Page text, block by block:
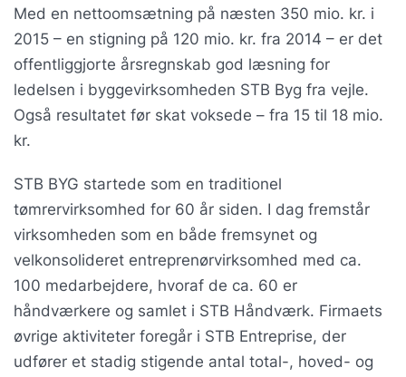
Med en nettoomsætning på næsten 350 mio. kr. i
2015 – en stigning på 120 mio. kr. fra 2014 – er det
offentliggjorte årsregnskab god læsning for
ledelsen i byggevirksomheden STB Byg fra vejle.
Også resultatet før skat voksede – fra 15 til 18 mio.
kr.
STB BYG startede som en traditionel
tømrervirksomhed for 60 år siden. I dag fremstår
virksomheden som en både fremsynet og
velkonsolideret entreprenørvirksomhed med ca.
100 medarbejdere, hvoraf de ca. 60 er
håndværkere og samlet i STB Håndværk. Firmaets
øvrige aktiviteter foregår i STB Entreprise, der
udfører et stadig stigende antal total-, hoved- og